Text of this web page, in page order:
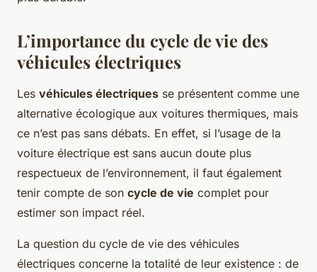
L’importance du cycle de vie des
véhicules électriques
Les véhicules électriques se présentent comme une
alternative écologique aux voitures thermiques, mais
ce n’est pas sans débats. En effet, si l’usage de la
voiture électrique est sans aucun doute plus
respectueux de l’environnement, il faut également
tenir compte de son cycle de vie complet pour
estimer son impact réel.
La question du cycle de vie des véhicules
électriques concerne la totalité de leur existence : de